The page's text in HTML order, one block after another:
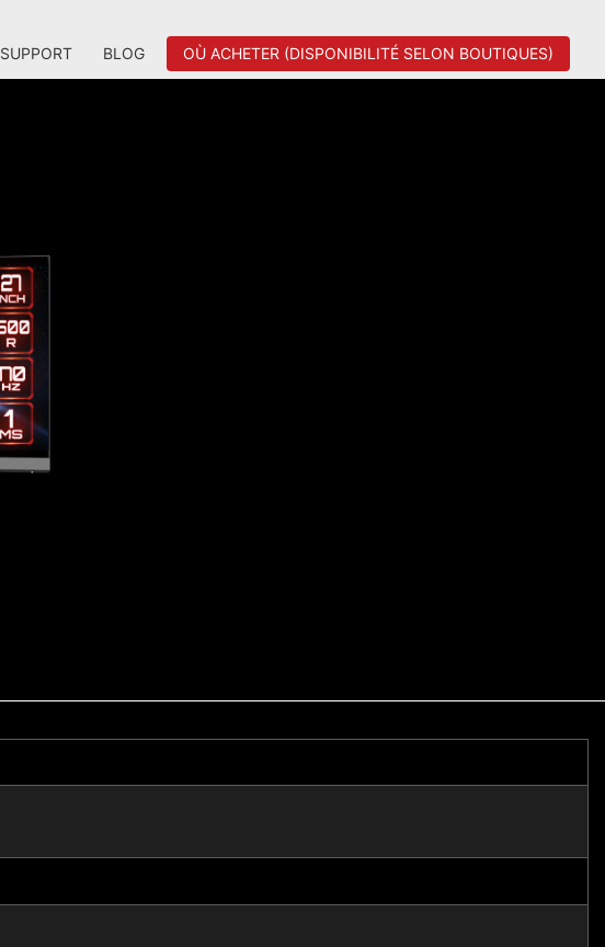
SUPPORT BLOG OÙ ACHETER (DISPONIBILITÉ SELON BOUTIQUES)